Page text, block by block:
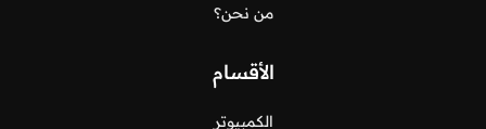
من نحن؟
الأقسام
الكمبيوتر